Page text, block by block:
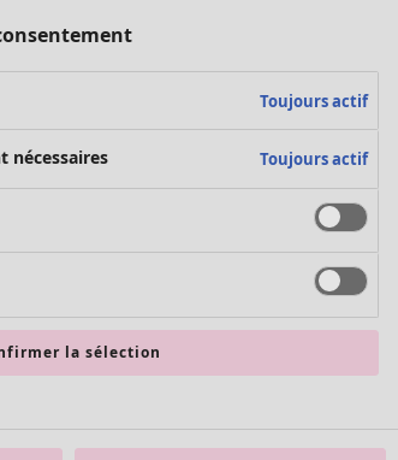
Toujours actif
nécessaires Toujours actif
la sélection